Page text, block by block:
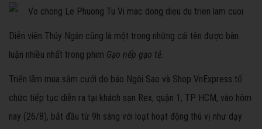
Diễn viên Thúy Ngân cũng là một trong những cái tên được bàn
luận nhiều nhất trong phim Gạo nếp gạo tẻ.
Triển lãm mua sắm cưới do báo Ngôi Sao và Shop VnExpress tổ
chức tiếp tục diễn ra tại khách sạn Rex, quận 1, TP HCM, vào hôm
nay (26/8), bắt đầu từ 9h sáng với loạt hoạt động thú vị như dạy